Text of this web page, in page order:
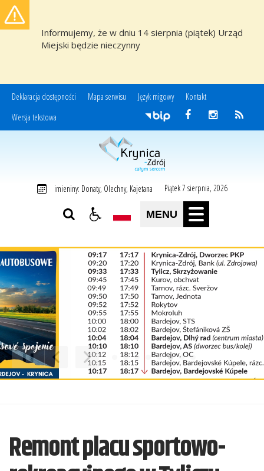
Informujemy, że w dniu 14 sierpnia (piątek) Urząd
Miejski będzie nieczynny
Deklaracja dostępności Mapa serwisu Język migowy
Kontakt
Wersja tekstowa
Miasto i Gmina Uzdrowiskowa Krynica-Zdrój
imieniny: Donaty, Olechny, Kajetana Piątek 7 sierpnia, 2026
MENU
Poprzedni Element
Następny Element
❚❚
Remont placu sportowo-